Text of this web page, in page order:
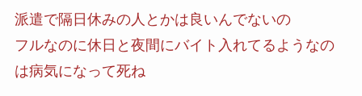
派遣で隔日休みの人とかは良いんでないの
フルなのに休日と夜間にバイト入れてるようなの
は病気になって死ね